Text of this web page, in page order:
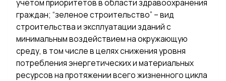
учетом приоритетов в области здравоохранения
граждан; “зеленое строительство” – вид
строительства и эксплуатации зданий с
минимальным воздействием на окружающую
среду, в том числе в целях снижения уровня
потребления энергетических и материальных
ресурсов на протяжении всего жизненного цикла